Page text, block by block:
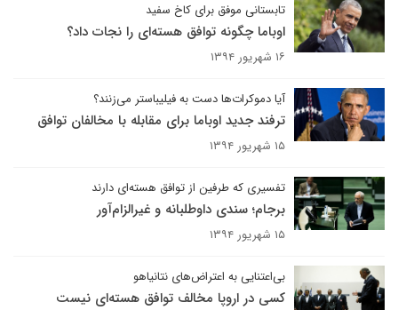
تابستانی موفق برای کاخ سفید
اوباما چگونه توافق هسته‌ای را نجات داد؟
۱۶ شهریور ۱۳۹۴
آیا دموکرات‌ها دست به فیلیباستر می‌زنند؟
ترفند جدید اوباما برای مقابله با مخالفان توافق
۱۵ شهریور ۱۳۹۴
تفسیری که طرفین از توافق هسته‌ای دارند
برجام؛ سندی داوطلبانه و غیرالزام‌آور
۱۵ شهریور ۱۳۹۴
بی‌اعتنایی به اعتراض‌های نتانیاهو
کسی در اروپا مخالف توافق هسته‌ای نیست